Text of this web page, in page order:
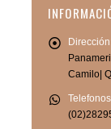
Camilo|